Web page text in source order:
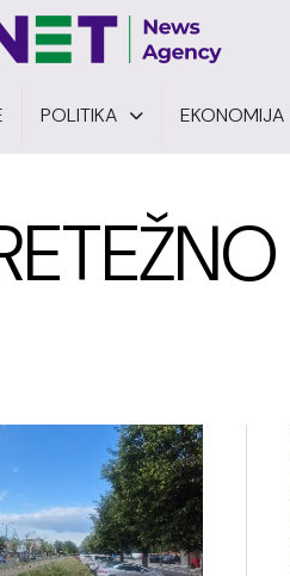
POLITIKA EKONOMIJA